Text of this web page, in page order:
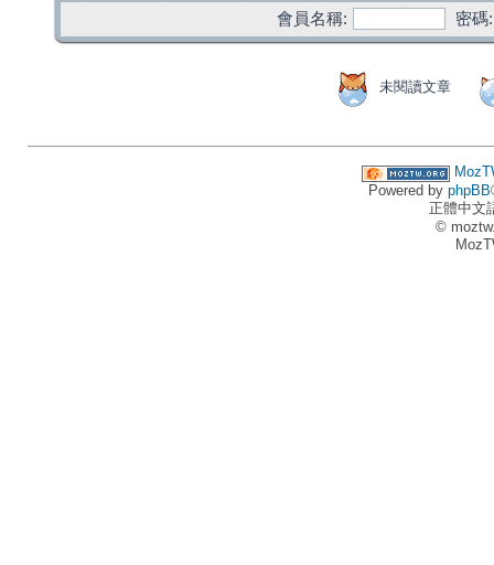
會員名稱:
密碼:
未閱讀文章
Powered by phpBB
正體中文
©